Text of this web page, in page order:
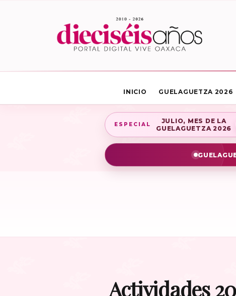
INICIO GUELAGUETZA 2026
ESPECIAL
JULIO, MES DE LA
GUELAGUETZA 2026
Actividades